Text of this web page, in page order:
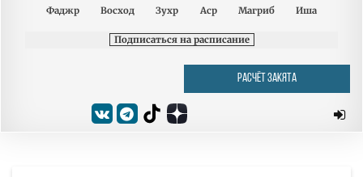
Фаджр
Восход Зухр Аср Магриб Иша
Подписаться на расписание
РАСЧЁТ ЗАКЯТА